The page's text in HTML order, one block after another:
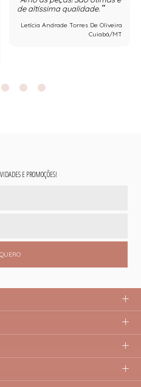
de altíssima qualidade.
Letícia Andrade Torres De Oliveira
Cuiabá/MT
E PROMOÇÕES!